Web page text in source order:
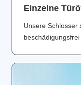
Einzelne
Unsere Schlosser